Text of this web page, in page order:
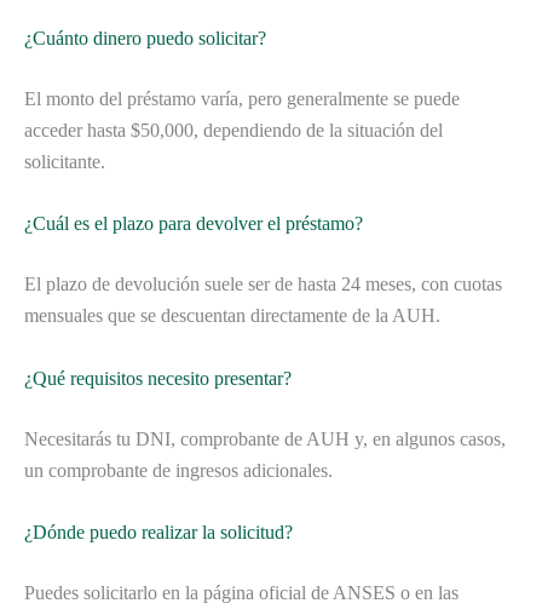
¿Cuánto dinero puedo solicitar?
El monto del préstamo varía, pero generalmente se puede
acceder hasta $50,000, dependiendo de la situación del
solicitante.
¿Cuál es el plazo para devolver el préstamo?
El plazo de devolución suele ser de hasta 24 meses, con cuotas
mensuales que se descuentan directamente de la AUH.
¿Qué requisitos necesito presentar?
Necesitarás tu DNI, comprobante de AUH y, en algunos casos,
un comprobante de ingresos adicionales.
¿Dónde puedo realizar la solicitud?
Puedes solicitarlo en la página oficial de ANSES o en las